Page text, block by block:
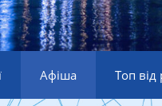
Афіша Топ від